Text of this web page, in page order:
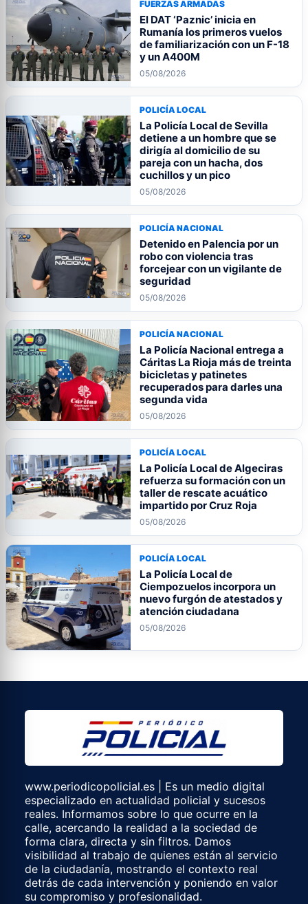
FUERZAS ARMADAS
El DAT ‘Paznic’ inicia en
Rumanía los primeros vuelos
de familiarización con un F-18
y un A400M
05/08/2026
POLICÍA LOCAL
La Policía Local de Sevilla
detiene a un hombre que se
dirigía al domicilio de su
pareja con un hacha, dos
cuchillos y un pico
05/08/2026
POLICÍA NACIONAL
Detenido en Palencia por un
robo con violencia tras
forcejear con un vigilante de
seguridad
05/08/2026
POLICÍA NACIONAL
La Policía Nacional entrega a
Cáritas La Rioja más de treinta
bicicletas y patinetes
recuperados para darles una
segunda vida
05/08/2026
POLICÍA LOCAL
La Policía Local de Algeciras
refuerza su formación con un
taller de rescate acuático
impartido por Cruz Roja
05/08/2026
POLICÍA LOCAL
La Policía Local de
Ciempozuelos incorpora un
nuevo furgón de atestados y
atención ciudadana
05/08/2026
www.periodicopolicial.es | Es un medio digital
especializado en actualidad policial y sucesos
reales. Informamos sobre lo que ocurre en la
calle, acercando la realidad a la sociedad de
forma clara, directa y sin filtros. Damos
visibilidad al trabajo de quienes están al servicio
de la ciudadanía, mostrando el contexto real
detrás de cada intervención y poniendo en valor
su compromiso y profesionalidad.